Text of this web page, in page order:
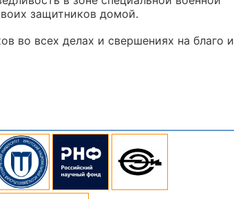
защитников домой.
во всех делах и свершениях на благо и